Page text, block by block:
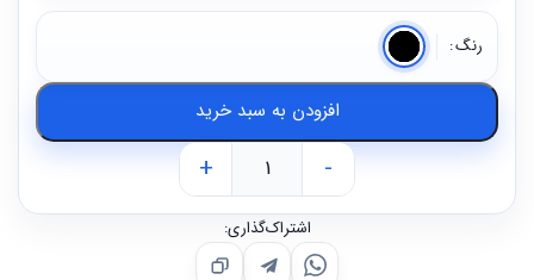
رنگ
-
+
افزودن به سبد خرید
اشتراک‌گذاری: